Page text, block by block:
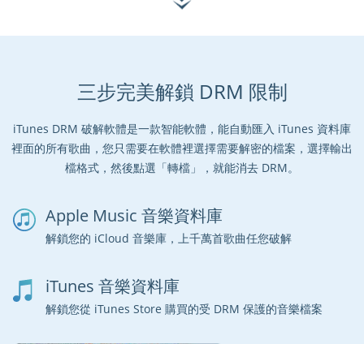
三步完美解鎖 DRM 限制
iTunes DRM 破解軟體是一款智能軟體，能自動匯入 iTunes 資料庫
裡面的所有歌曲，您只需要在軟體裡選擇需要解密的檔案，選擇輸出
檔格式，然後點選「轉檔」，就能消去 DRM。
Apple Music 音樂資料庫
解鎖您的 iCloud 音樂庫，上千萬首歌曲任您破解
iTunes 音樂資料庫
解鎖您從 iTunes Store 購買的受 DRM 保護的音樂檔案